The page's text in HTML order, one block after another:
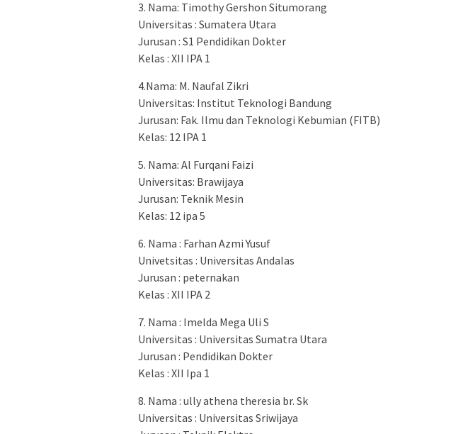
3. Nama: Timothy Gershon Situmorang
Universitas : Sumatera Utara
Jurusan : S1 Pendidikan Dokter
Kelas : XII IPA 1
4.Nama: M. Naufal Zikri
Universitas: Institut Teknologi Bandung
Jurusan: Fak. Ilmu dan Teknologi Kebumian (FITB)
Kelas: 12 IPA 1
5. Nama: Al Furqani Faizi
Universitas: Brawijaya
Jurusan: Teknik Mesin
Kelas: 12 ipa 5
6. Nama : Farhan Azmi Yusuf
Univetsitas : Universitas Andalas
Jurusan : peternakan
Kelas : XII IPA 2
7. Nama : Imelda Mega Uli S
Universitas : Universitas Sumatra Utara
Jurusan : Pendidikan Dokter
Kelas : XII Ipa 1
8. Nama : ully athena theresia br. Sk
Universitas : Universitas Sriwijaya